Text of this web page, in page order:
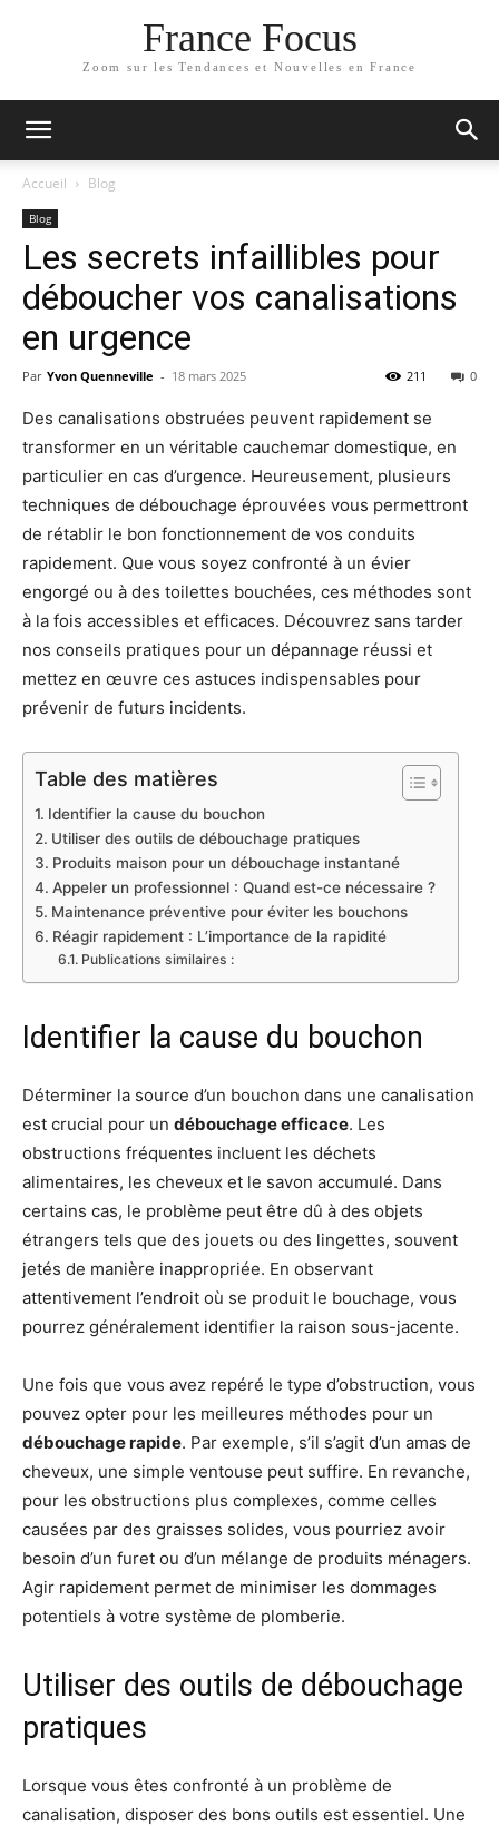
France Focus
Zoom sur les Tendances et Nouvelles en France
Accueil Blog
Blog
Les secrets infaillibles pour
déboucher vos canalisations
en urgence
Par Yvon Quenneville - 18 mars 2025 0
211
Des canalisations obstruées peuvent rapidement se
transformer en un véritable cauchemar domestique, en
particulier en cas d’urgence. Heureusement, plusieurs
techniques de débouchage éprouvées vous permettront
de rétablir le bon fonctionnement de vos conduits
rapidement. Que vous soyez confronté à un évier
engorgé ou à des toilettes bouchées, ces méthodes sont
à la fois accessibles et efficaces. Découvrez sans tarder
nos conseils pratiques pour un dépannage réussi et
mettez en œuvre ces astuces indispensables pour
prévenir de futurs incidents.
Table des matières
Identifier la cause du bouchon
Utiliser des outils de débouchage pratiques
Produits maison pour un débouchage instantané
Appeler un professionnel : Quand est-ce nécessaire ?
Maintenance préventive pour éviter les bouchons
Réagir rapidement : L’importance de la rapidité
Publications similaires :
Identifier la cause du bouchon
Déterminer la source d’un bouchon dans une canalisation
est crucial pour un débouchage efficace. Les
obstructions fréquentes incluent les déchets
alimentaires, les cheveux et le savon accumulé. Dans
certains cas, le problème peut être dû à des objets
étrangers tels que des jouets ou des lingettes, souvent
jetés de manière inappropriée. En observant
attentivement l’endroit où se produit le bouchage, vous
pourrez généralement identifier la raison sous-jacente.
Une fois que vous avez repéré le type d’obstruction, vous
pouvez opter pour les meilleures méthodes pour un
débouchage rapide. Par exemple, s’il s’agit d’un amas de
cheveux, une simple ventouse peut suffire. En revanche,
pour les obstructions plus complexes, comme celles
causées par des graisses solides, vous pourriez avoir
besoin d’un furet ou d’un mélange de produits ménagers.
Agir rapidement permet de minimiser les dommages
potentiels à votre système de plomberie.
Utiliser des outils de débouchage
pratiques
Lorsque vous êtes confronté à un problème de
canalisation, disposer des bons outils est essentiel. Une